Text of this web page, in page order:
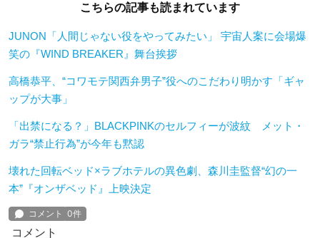
こちらの記事も読まれています
JUNON「人間じゃない役をやってみたい」 宇宙人案に会場爆
笑の『WIND BREAKER』舞台挨拶
高橋恭平、“コワモテ関西弁男子”役へのこだわり明かす「ギャ
ップが大事」
「出禁になる？」BLACKPINKのセルフィーが波紋 メット・
ガラ“禁止行為”が今年も黙認
壊れた回転ベッド×ラブホテルの異色劇、森川圭監督“幻の一
本”『オンザベッド』上映決定